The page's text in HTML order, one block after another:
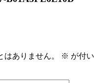
ありません。 ※ が付い